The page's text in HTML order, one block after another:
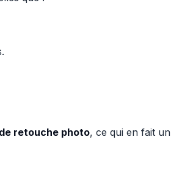
retouche photo, ce qui en fait un